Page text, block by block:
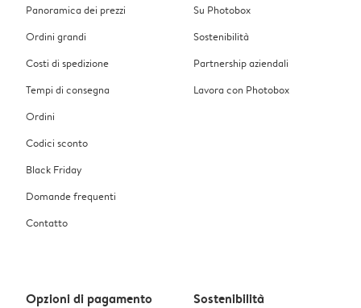
Panoramica dei prezzi
Ordini grandi
Costi di spedizione
Tempi di consegna
Ordini
Codici sconto
Black Friday
Domande frequenti
Contatto
Su Photobox
Sostenibilità
Partnership aziendali
Lavora con Photobox
Opzioni di pagamento Sostenibilità